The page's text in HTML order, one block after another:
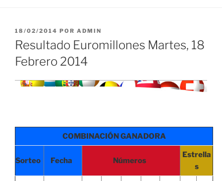
PUBLICADO
EL
18/02/2014 POR ADMIN
Resultado Euromillones Martes, 18
Febrero 2014
COMBINACIÓN GANADORA
Sorteo Fecha Números
Estrella
s